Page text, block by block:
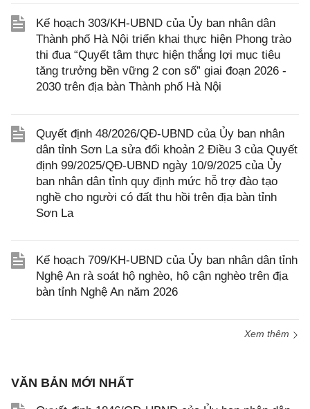
Kế hoạch 303/KH-UBND của Ủy ban nhân dân
Thành phố Hà Nội triển khai thực hiện Phong trào
thi đua “Quyết tâm thực hiện thắng lợi mục tiêu
tăng trưởng bền vững 2 con số” giai đoạn 2026 -
2030 trên địa bàn Thành phố Hà Nội
Quyết định 48/2026/QĐ-UBND của Ủy ban nhân
dân tỉnh Sơn La sửa đổi khoản 2 Điều 3 của Quyết
định 99/2025/QĐ-UBND ngày 10/9/2025 của Ủy
ban nhân dân tỉnh quy định mức hỗ trợ đào tạo
nghề cho người có đất thu hồi trên địa bàn tỉnh
Sơn La
Kế hoạch 709/KH-UBND của Ủy ban nhân dân tỉnh
Nghệ An rà soát hộ nghèo, hộ cận nghèo trên địa
bàn tỉnh Nghệ An năm 2026
Xem thêm
VĂN BẢN MỚI NHẤT